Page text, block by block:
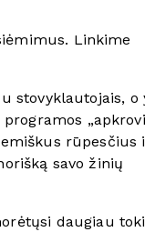
Linkime
stovyklautojais, o
rūpesčius
savo žinių
daugiau